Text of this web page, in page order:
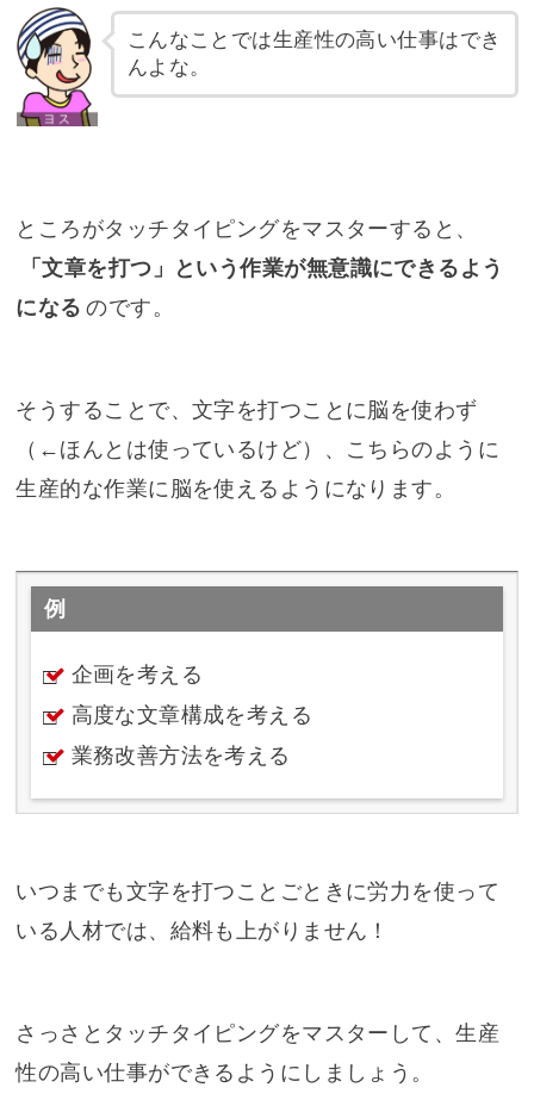
こんなことでは生産性の高い仕事はでき
んよな。
ところがタッチタイピングをマスターすると、
「文章を打つ」という作業が無意識にできるよう
になる のです。
そうすることで、文字を打つことに脳を使わず
（←ほんとは使っているけど）、こちらのように
生産的な作業に脳を使えるようになります。
例
企画を考える
高度な文章構成を考える
業務改善方法を考える
いつまでも文字を打つことごときに労力を使って
いる人材では、給料も上がりません！
さっさとタッチタイピングをマスターして、生産
性の高い仕事ができるようにしましょう。